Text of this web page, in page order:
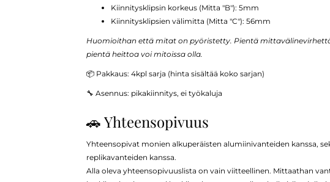
Kiinnitysklipsin korkeus (Mitta "B"): 5mm
Kiinnitysklipsien välimitta (Mitta "C"): 56mm
Huomioithan että mitat on pyöristetty. Pientä
pientä heittoa voi mitoissa olla.
📦 Pakkaus: 4kpl sarja (hinta sisältää koko sarjan)
🔧 Asennus: pikakiinnitys, ei työkaluja
🚗 Yhteensopivuus
Yhteensopivat monien alkuperäisten alumiinivanteiden kanssa,
replikavanteiden kanssa.
Alla oleva yhteensopivuuslista on vain viitteellinen. Mittaathan